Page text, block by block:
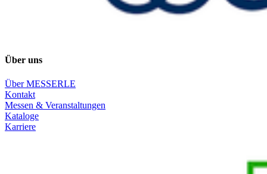
Über uns
Über MESSERLE
Kontakt
Messen & Veranstaltungen
Kataloge
Karriere